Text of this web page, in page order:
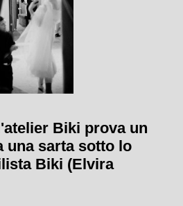
Biki prova un
una sarta sotto lo
Biki (Elvira